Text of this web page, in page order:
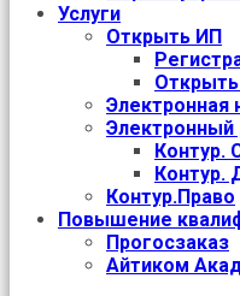
Услуги
Открыть ИП
Электронная
Контур.
Контур.
Контур.Право
Повышение
Прогосзаказ
Айтиком